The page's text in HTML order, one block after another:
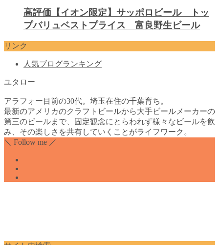
高評価【イオン限定】サッポロビール トッ
プバリュベストプライス 富良野生ビール
リンク
人気ブログランキング
ユタロー
アラフォー目前の30代。埼玉在住の千葉育ち。
最新のアメリカのクラフトビールから大手ビールメーカーの
第三のビールまで、固定観念にとらわれず様々なビールを飲
み、その楽しさを共有していくことがライフワーク。
＼ Follow me ／